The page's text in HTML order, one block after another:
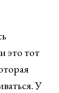
это тот
У